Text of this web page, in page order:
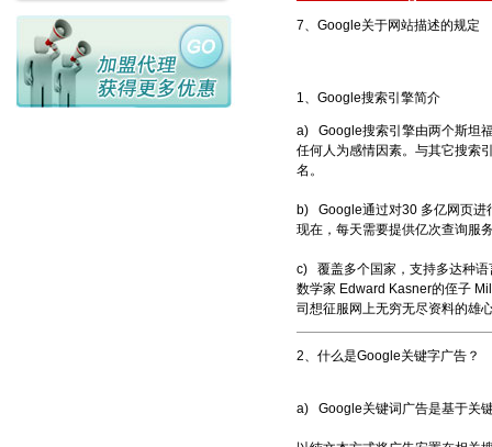
7、Google关于网站描述的规定
1、Google搜索引擎简介
a) Google搜索引擎由两个斯坦
任何人为感情因素。与其它搜索
名。
b) Google通过对30 多亿网页进
现在，每天需要提供亿次查询服
c) 覆盖多个国家，支持多达种语
数学家 Edward Kasner的侄子
司想征服网上无穷无尽资料的雄
2、什么是Google关键字广告？
a) Google关键词广告是基于关